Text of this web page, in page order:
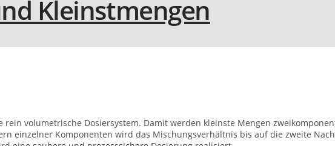
rein volumetrische Dosiersystem. Damit werden kleinste Mengen
einzelner Komponenten wird das Mischungsverhältnis bis auf die zweite